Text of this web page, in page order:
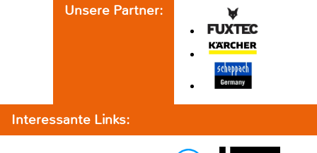
Unsere Partner:
Interessante Links: